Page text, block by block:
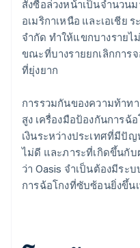
สั่งซื้อล่วงหน้าเป็นจำนวน
อเมริกาเหนือ และเอเชีย
จำกัด ทำให้แขกบางรายไ
ขณะที่บางรายยกเลิกการ
ที่ยุ่งยาก
การรวมกันของความท้าท
สูง เครื่องมือป้องกันการฉ้
เงินระหว่างประเทศที่มีปั
ไม่ดี และภาระที่เกิดขึ้นกั
ว่า Oasis จำเป็นต้องมีระ
การฉ้อโกงที่ซับซ้อนยิ่งขึ้น